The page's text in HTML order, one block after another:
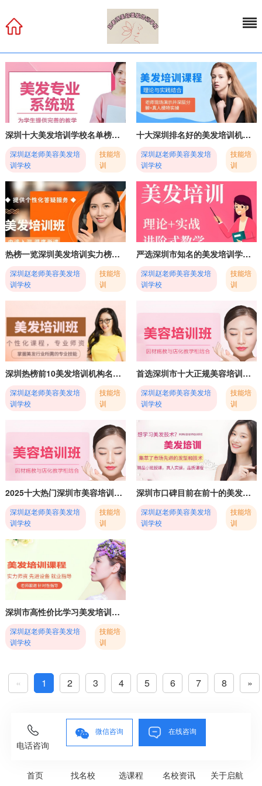
深圳十大美发培训学校名单榜首公布-赵老师美容美发培训基地
深圳赵老师美容美发培
训学校
技能培
训
十大深圳排名好的美发培训机构2025实时更新一览
深圳赵老师美容美发培
训学校
技能培
训
热榜一览深圳美发培训实力榜前十名单公布
深圳赵老师美容美发培
训学校
技能培
训
严选深圳市知名的美发培训学校十大名单一览
深圳赵老师美容美发培
训学校
技能培
训
深圳热榜前10美发培训机构名单一览
深圳赵老师美容美发培
训学校
技能培
训
首选深圳市十大正规美容培训班学校名单一览
深圳赵老师美容美发培
训学校
技能培
训
2025十大热门深圳市美容培训班学校排行榜一览
深圳赵老师美容美发培
训学校
技能培
训
深圳市口碑目前在前十的美发培训学校榜首名单已更新
深圳赵老师美容美发培
训学校
技能培
训
深圳市高性价比学习美发培训课程学校名单top10一览
深圳赵老师美容美发培
训学校
技能培
训
« 1 2 3 4 5 6 7 8 »
电话咨询
微信咨询 在线咨询
首页 找名校 选课程 名校资讯 关于启航